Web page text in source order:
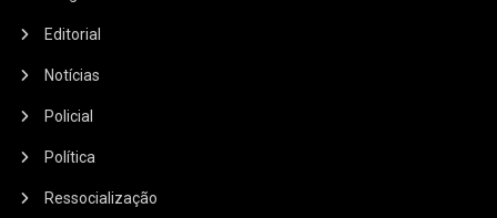
Editorial
Notícias
Policial
Política
Ressocialização